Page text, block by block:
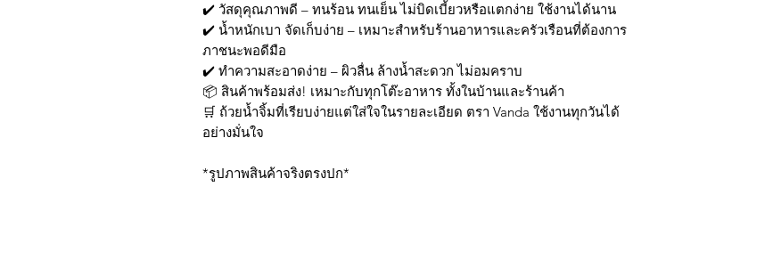
✔️ วัสดุคุณภาพดี – ทนร้อน ทนเย็น ไม่บิดเบี้ยวหรือแตกง่าย ใช้งานได้นาน
✔️ น้ำหนักเบา จัดเก็บง่าย – เหมาะสำหรับร้านอาหารและครัวเรือนที่ต้องการ
ภาชนะพอดีมือ
✔️ ทำความสะอาดง่าย – ผิวลื่น ล้างน้ำสะดวก ไม่อมคราบ
📦 สินค้าพร้อมส่ง! เหมาะกับทุกโต๊ะอาหาร ทั้งในบ้านและร้านค้า
🛒 ถ้วยน้ำจิ้มที่เรียบง่ายแต่ใส่ใจในรายละเอียด ตรา Vanda ใช้งานทุกวันได้
อย่างมั่นใจ
*รูปภาพสินค้าจริงตรงปก*